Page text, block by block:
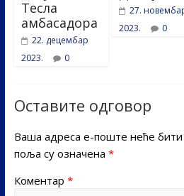
Тесла
амбасадора
22. децембар
2023.
0
27.
2023.
0
Оставите одговор
Ваша адреса е-поште неће бити
поља су означена *
Коментар *